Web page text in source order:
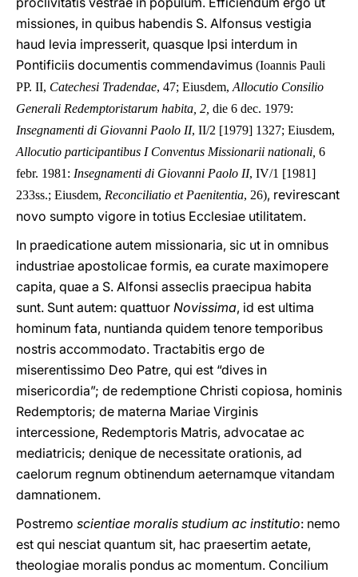
missiones, in quibus habendis S. Alfonsus vestigia
haud levia impresserit, quasque Ipsi interdum in
Pontificiis documentis commendavimus (Ioannis Pauli
PP. II, Catechesi Tradendae, 47; Eiusdem, Allocutio Consilio
Generali Redemptoristarum habita, 2, die 6 dec. 1979:
Insegnamenti di Giovanni Paolo II, II/2 [1979] 1327; Eiusdem,
Allocutio participantibus I Conventus Missionarii nationali, 6
febr. 1981: Insegnamenti di Giovanni Paolo II, IV/1 [1981]
233ss.; Eiusdem, Reconciliatio et Paenitentia, 26), revirescant
novo sumpto vigore in totius Ecclesiae utilitatem.
In praedicatione autem missionaria, sic ut in omnibus
industriae apostolicae formis, ea curate maximopere
capita, quae a S. Alfonsi asseclis praecipua habita
sunt. Sunt autem: quattuor Novissima, id est ultima
hominum fata, nuntianda quidem tenore temporibus
nostris accommodato. Tractabitis ergo de
miserentissimo Deo Patre, qui est “dives in
misericordia”; de redemptione Christi copiosa, hominis
Redemptoris; de materna Mariae Virginis
intercessione, Redemptoris Matris, advocatae ac
mediatricis; denique de necessitate orationis, ad
caelorum regnum obtinendum aeternamque vitandam
damnationem.
Postremo scientiae moralis studium ac institutio: nemo
est qui nesciat quantum sit, hac praesertim aetate,
theologiae moralis pondus ac momentum. Concilium